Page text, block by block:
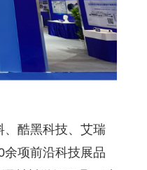
、酷黑科技、艾瑞
项前沿科技展品